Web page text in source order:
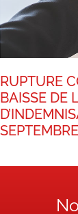
RUPTURE
BAISSE DE
SEPTEMBRE